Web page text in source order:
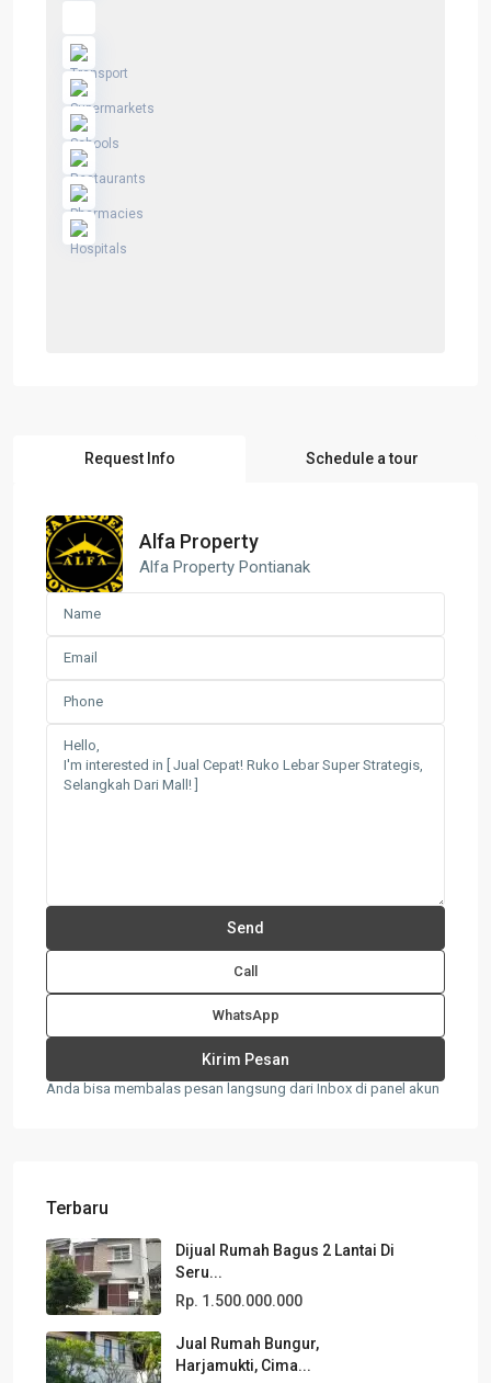
Request Info Schedule a tour
Alfa Property
Alfa Property Pontianak
Call
WhatsApp
Anda bisa membalas pesan langsung dari Inbox di panel akun
Terbaru
Dijual Rumah Bagus 2 Lantai Di
Seru...
Rp. 1.500.000.000
Jual Rumah Bungur,
Harjamukti, Cima...